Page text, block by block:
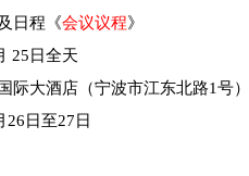
日程《会议议程》
25日全天
大酒店（宁波市江东北路1号）
日至27日